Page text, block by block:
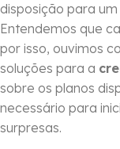
disposição para um
Entendemos que
por isso, ouvimos
soluções para a
sobre os planos
necessário para
surpresas.